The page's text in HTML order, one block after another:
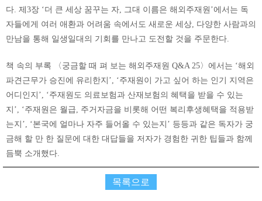
다. 제3장 ‘더 큰 세상 꿈꾸는 자, 그대 이름은 해외주재원’에서는 독
자들에게 여러 애환과 어려움 속에서도 새로운 세상, 다양한 사람과의
만남을 통해 일생일대의 기회를 만나고 도전할 것을 주문한다.
책 속의 부록 〈궁금할 때 펴 보는 해외주재원 Q&A 25〉에서는 ‘해외
파견근무가 승진에 유리한지’, ‘주재원이 가고 싶어 하는 인기 지역은
어디인지’, ‘주재원도 의료보험과 산재보험의 혜택을 받을 수 있는
지’, ‘주재원은 월급, 주거자금을 비롯해 어떤 복리후생혜택을 적용받
는지’, ‘본국에 얼마나 자주 들어올 수 있는지’ 등등과 같은 독자가 궁
금해 할 만 한 질문에 대한 대답들을 저자가 경험한 귀한 팁들과 함께
듬뿍 소개했다.
목록으로